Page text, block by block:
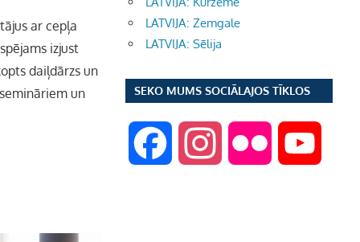
ar cepļa
izjust
daiļdārzs un
un
LATVIJA: Zemgale
LATVIJA: Sēlija
SEKO MUMS SOCIĀLAJOS TĪKLOS